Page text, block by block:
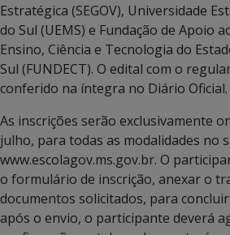
Estratégica (SEGOV), Universidade
do Sul (UEMS) e Fundação de Apoio
Ensino, Ciência e Tecnologia do
Sul (FUNDECT). O edital com o
conferido na íntegra no Diário Oficial.
As inscrições serão exclusivamente
julho, para todas as modalidades no
www.escolagov.ms.gov.br. O
o formulário de inscrição, anexar o
documentos solicitados, para
após o envio, o participante deverá